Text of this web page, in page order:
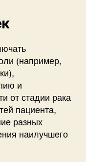
(например,
и
от стадии рака
пациента,
разных
наилучшего